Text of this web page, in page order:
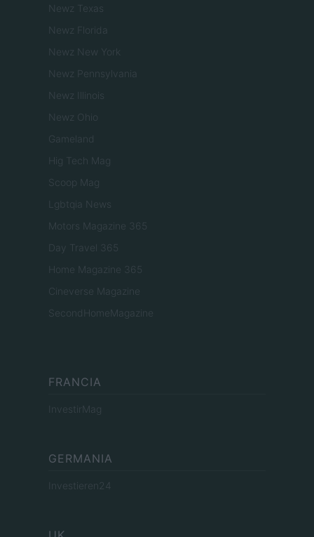
Newz Texas
Newz Florida
Newz New York
Newz Pennsylvania
Newz Illinois
Newz Ohio
Gameland
Hig Tech Mag
Scoop Mag
Lgbtqia News
Motors Magazine 365
Day Travel 365
Home Magazine 365
Cineverse Magazine
SecondHomeMagazine
FRANCIA
InvestirMag
GERMANIA
Investieren24